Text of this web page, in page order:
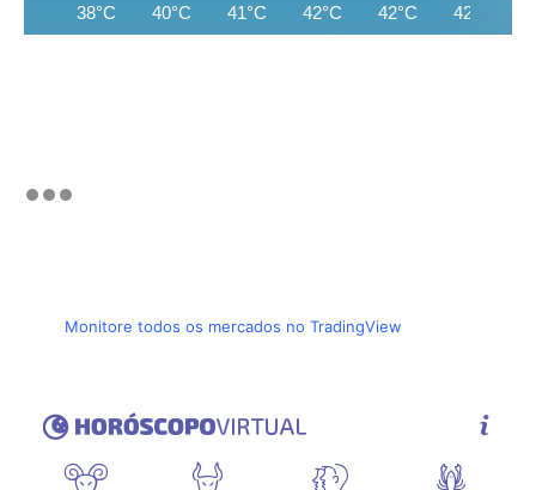
38°C 40°C 41°C 42°C 42°C 42°C
Monitore todos os mercados no TradingView